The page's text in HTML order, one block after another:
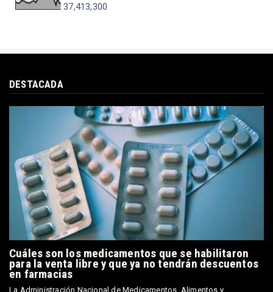
37,413,300
DESTACADA
Cuáles son los medicamentos que se habilitaron
para la venta libre y que ya no tendrán descuentos
en farmacias
La Administración Nacional de Medicamentos, Alimentos y